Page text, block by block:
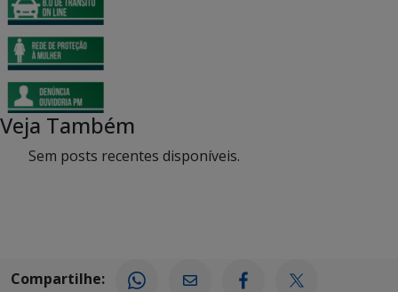
Veja Também
Sem posts recentes disponíveis.
Compartilhe: